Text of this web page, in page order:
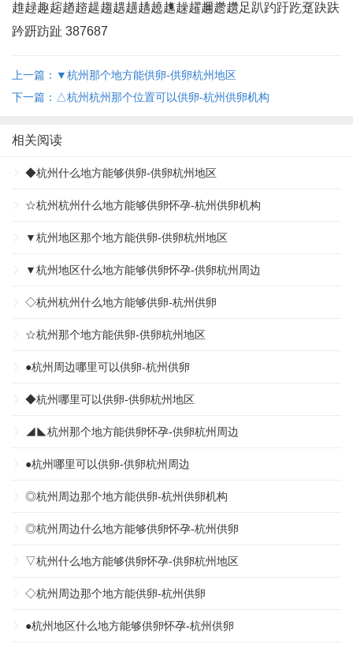
趡趢趣趤趥趦趧趨趩趪趫趬趭趮趯趰趱趲足趴趵趶趷趸趹趺
趻趼趽趾 387687
上一篇：▼杭州那个地方能供卵-供卵杭州地区
下一篇：△杭州杭州那个位置可以供卵-杭州供卵机构
相关阅读
◆杭州什么地方能够供卵-供卵杭州地区
☆杭州杭州什么地方能够供卵怀孕-杭州供卵机构
▼杭州地区那个地方能供卵-供卵杭州地区
▼杭州地区什么地方能够供卵怀孕-供卵杭州周边
◇杭州杭州什么地方能够供卵-杭州供卵
☆杭州那个地方能供卵-供卵杭州地区
●杭州周边哪里可以供卵-杭州供卵
◆杭州哪里可以供卵-供卵杭州地区
◢◣杭州那个地方能供卵怀孕-供卵杭州周边
●杭州哪里可以供卵-供卵杭州周边
◎杭州周边那个地方能供卵-杭州供卵机构
◎杭州周边什么地方能够供卵怀孕-杭州供卵
▽杭州什么地方能够供卵怀孕-供卵杭州地区
◇杭州周边那个地方能供卵-杭州供卵
●杭州地区什么地方能够供卵怀孕-杭州供卵